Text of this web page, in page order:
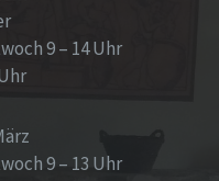
9 – 14 Uhr
9 – 13 Uhr